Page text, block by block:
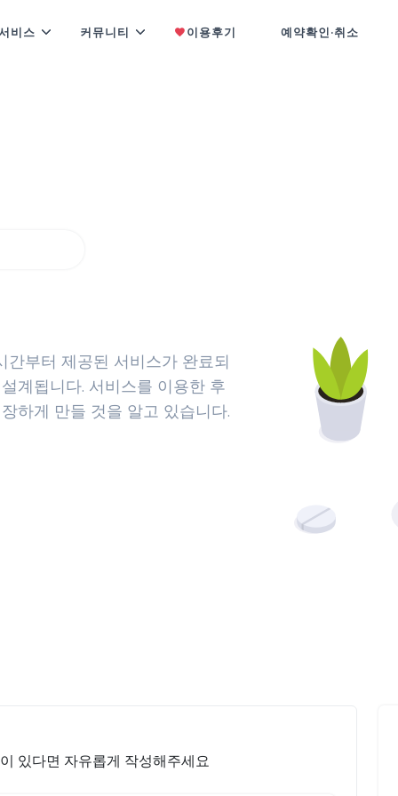
비스 커뮤니티 이용후기 예약확인·취소
부터 제공된 서비스가 완료되
계됩니다. 서비스를 이용한 후
하게 만들 것을 알고 있습니다.
있다면 자유롭게 작성해주세요